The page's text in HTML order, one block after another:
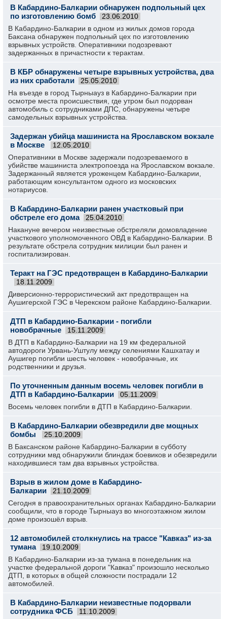
В Кабардино-Балкарии обнаружен подпольный цех
по изготовлению бомб
23.06.2010
В Кабардино-Балкарии в одном из жилых домов города
Баксана обнаружен подпольный цех по изготовлению
взрывных устройств. Оперативники подозревают
задержанных в причастности к терактам.
В КБР обнаружены четыре взрывных устройства, два
из них сработали
25.05.2010
На въезде в город Тырныауз в Кабардино-Балкарии при
осмотре места происшествия, где утром был подорван
автомобиль с сотрудниками ДПС, обнаружены четыре
самодельных взрывных устройства.
Задержан убийца машиниста на Ярославском вокзале
в Москве
12.05.2010
Оперативники в Москве задержали подозреваемого в
убийстве машиниста электропоезда на Ярославском вокзале.
Задержанный является уроженцем Кабардино-Балкарии,
работающим консультантом одного из московских
нотариусов.
В Кабардино-Балкарии ранен участковый при
обстреле его дома
25.04.2010
Накануне вечером неизвестные обстреляли домовладение
участкового уполномоченного ОВД в Кабардино-Балкарии. В
результате обстрела сотрудник милиции был ранен и
госпитализирован.
Теракт на ГЭС предотвращен в Кабардино-Балкарии
18.11.2009
Диверсионно-террористический акт предотвращен на
Аушигерской ГЭС в Черекском районе Кабардино-Балкарии.
ДТП в Кабардино-Балкарии - погибли
новобрачные
15.11.2009
В ДТП в Кабардино-Балкарии на 19 км федеральной
автодороги Урвань-Уштулу между селениями Кашхатау и
Аушигер погибли шесть человек - новобрачные, их
родственники и друзья.
По уточненным данным восемь человек погибли в
ДТП в Кабардино-Балкарии
05.11.2009
Восемь человек погибли в ДТП в Кабардино-Балкарии.
В Кабардино-Балкарии обезвредили две мощных
бомбы
25.10.2009
В Баксанском районе Кабардино-Балкарии в субботу
сотрудники мвд обнаружили блиндаж боевиков и обезвредили
находившиеся там два взрывных устройства.
Взрыв в жилом доме в Кабардино-
Балкарии
21.10.2009
Сегодня в правоохранительных органах Кабардино-Балкарии
сообщили, что в городе Тырныауз во многоэтажном жилом
доме произошёл взрыв.
12 автомобилей столкнулись на трассе "Кавказ" из-за
тумана
19.10.2009
В Кабардино-Балкарии из-за тумана в понедельник на
участке федеральной дороги "Кавказ" произошло несколько
ДТП, в которых в общей сложности пострадали 12
автомобилей.
В Кабардино-Балкарии неизвестные подорвали
сотрудника ФСБ
11.10.2009